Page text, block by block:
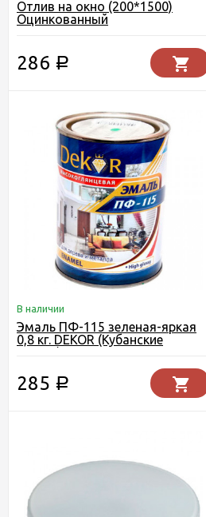
Отлив на окно (200*1500)
Оцинкованный
286 Р
В наличии
Эмаль ПФ-115 зеленая-яркая
0,8 кг. DEKOR (Кубанские
краски)
285 Р